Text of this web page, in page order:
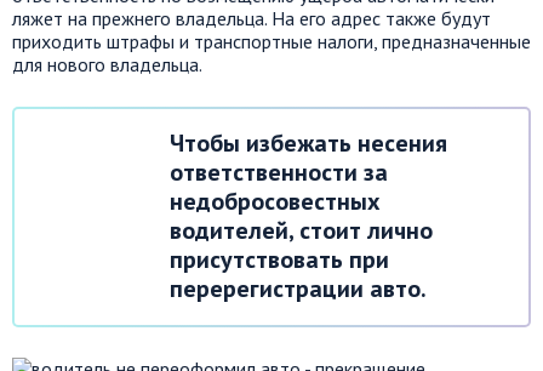
ляжет на прежнего владельца. На его адрес также будут
приходить штрафы и транспортные налоги, предназначенные
для нового владельца.
Чтобы избежать несения
ответственности за
недобросовестных
водителей, стоит лично
присутствовать при
перерегистрации авто.